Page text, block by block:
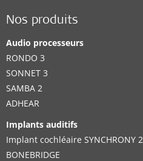
Nos produits
Audio processeurs
RONDO 3
SONNET 3
SAMBA 2
ADHEAR
Implants auditifs
Implant cochléaire SYNCHRONY 2
BONEBRIDGE